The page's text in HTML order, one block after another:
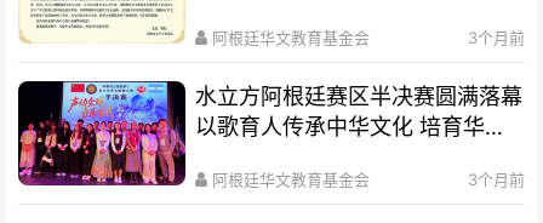
阿根廷华文教育基金会 3个月前
水立方阿根廷赛区半决赛圆满落幕
以歌育人传承中华文化 培育华裔
阿根廷华文教育基金会 3个月前